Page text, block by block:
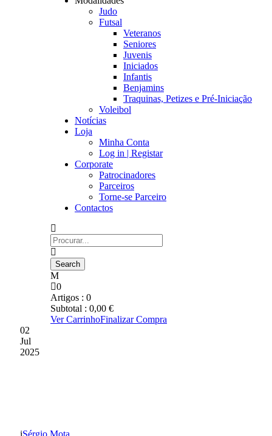
Judo
Futsal
Veteranos
Seniores
Juvenis
Iniciados
Infantis
Benjamins
Traquinas, Petizes e Pré-Iniciação
Voleibol
Notícias
Loja
Minha Conta
Log in | Registar
Corporate
Patrocinadores
Parceiros
Torne-se Parceiro
Contactos
0
Artigos : 0
Subtotal : 0,00 €
Ver CarrinhoFinalizar Compra
02
Jul
2025
Sérgio Mota